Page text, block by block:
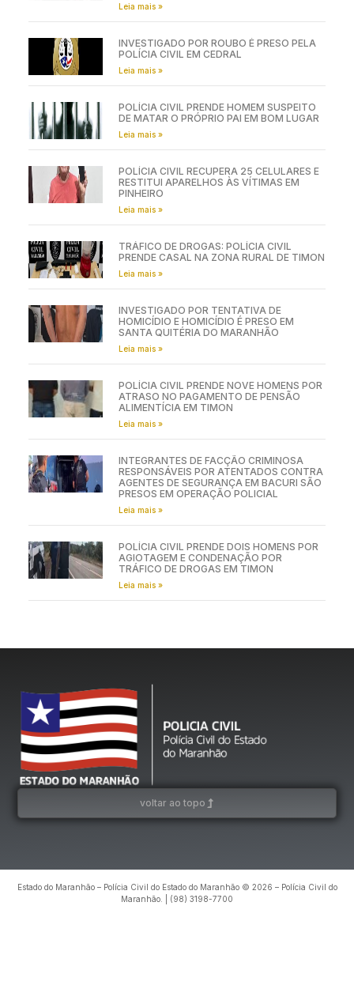
Leia mais »
INVESTIGADO POR ROUBO É PRESO PELA
POLÍCIA CIVIL EM CEDRAL
Leia mais »
POLÍCIA CIVIL PRENDE HOMEM SUSPEITO
DE MATAR O PRÓPRIO PAI EM BOM LUGAR
Leia mais »
POLÍCIA CIVIL RECUPERA 25 CELULARES E
RESTITUI APARELHOS ÀS VÍTIMAS EM
PINHEIRO
Leia mais »
TRÁFICO DE DROGAS: POLÍCIA CIVIL
PRENDE CASAL NA ZONA RURAL DE TIMON
Leia mais »
INVESTIGADO POR TENTATIVA DE
HOMICÍDIO E HOMICÍDIO É PRESO EM
SANTA QUITÉRIA DO MARANHÃO
Leia mais »
POLÍCIA CIVIL PRENDE NOVE HOMENS POR
ATRASO NO PAGAMENTO DE PENSÃO
ALIMENTÍCIA EM TIMON
Leia mais »
INTEGRANTES DE FACÇÃO CRIMINOSA
RESPONSÁVEIS POR ATENTADOS CONTRA
AGENTES DE SEGURANÇA EM BACURI SÃO
PRESOS EM OPERAÇÃO POLICIAL
Leia mais »
POLÍCIA CIVIL PRENDE DOIS HOMENS POR
AGIOTAGEM E CONDENAÇÃO POR
TRÁFICO DE DROGAS EM TIMON
Leia mais »
voltar ao topo
Estado do Maranhão – Polícia Civil do Estado do Maranhão © 2026 – Polícia Civil do
Maranhão. | (98) 3198-7700